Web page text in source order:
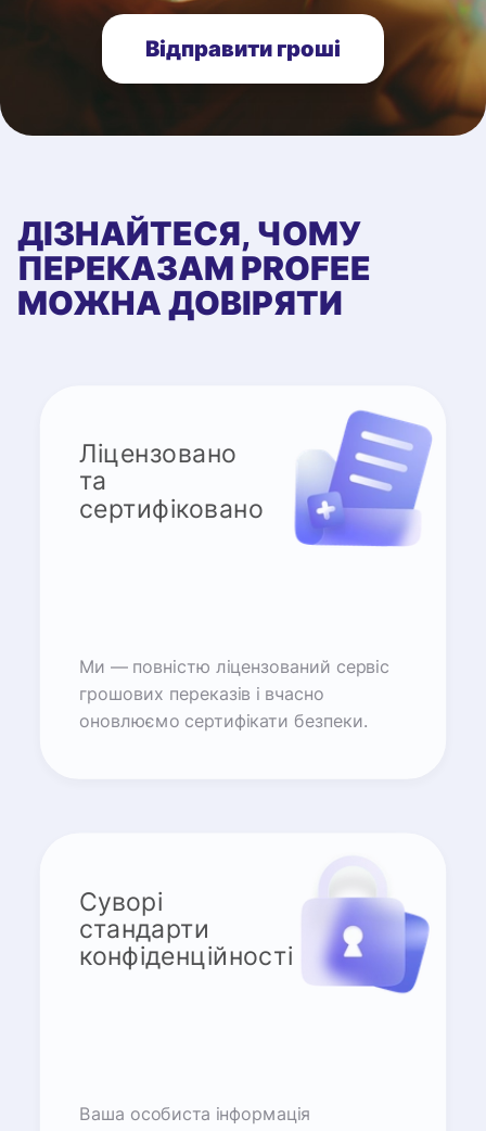
Відправити гроші
ДІЗНАЙТЕСЯ, ЧОМУ
ПЕРЕКАЗАМ PROFEE
МОЖНА ДОВІРЯТИ
Ліцензовано
та
сертифіковано
Ми — повністю ліцензований сервіс
грошових переказів і вчасно
оновлюємо сертифікати безпеки.
Суворі
стандарти
конфіденційності
Ваша особиста інформація